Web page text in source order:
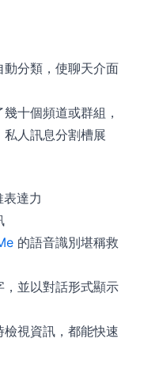
分類，使聊天介面
十個頻道或群組，
人訊息分割槽展
達力
的語音識別堪稱救
並以對話形式顯示
視資訊，都能快速